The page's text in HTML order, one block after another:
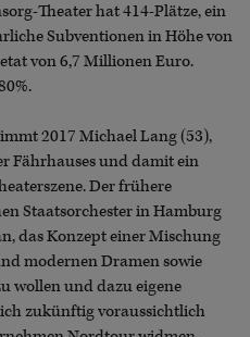
Theater hat 414-Plätze, ein
Subventionen in Höhe von
von 6,7 Millionen Euro.
2017 Michael Lang (53),
Fährhauses und damit ein
Der frühere
Staatsorchester in Hamburg
das Konzept einer Mischung
modernen Dramen sowie
wollen und dazu eigene
zukünftig voraussichtlich